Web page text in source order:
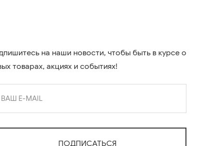
на наши новости, чтобы быть в курсе о
товарах, акциях и событиях!